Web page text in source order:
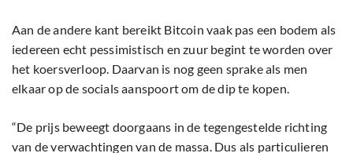
Aan de andere kant bereikt Bitcoin vaak pas een bodem als
iedereen echt pessimistisch en zuur begint te worden over
het koersverloop. Daarvan is nog geen sprake als men
elkaar op de socials aanspoort om de dip te kopen.
“De prijs beweegt doorgaans in de tegengestelde richting
van de verwachtingen van de massa. Dus als particulieren